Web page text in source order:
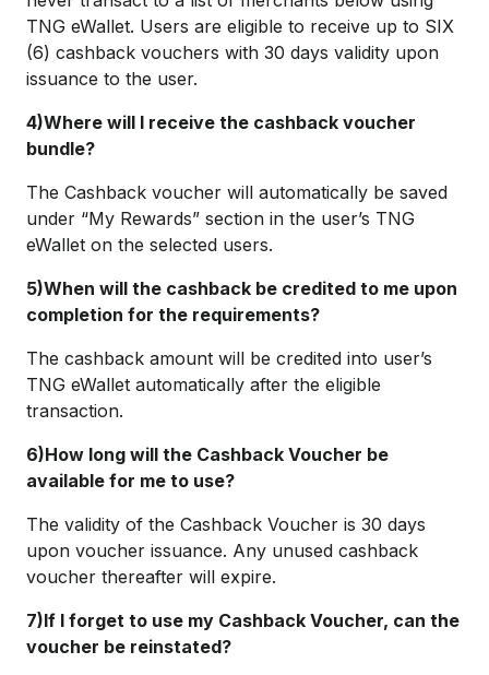
TNG eWallet. Users are eligible to receive up to SIX
(6) cashback vouchers with 30 days validity upon
issuance to the user.
4)Where will I receive the cashback voucher
bundle?
The Cashback voucher will automatically be saved
under “My Rewards” section in the user’s TNG
eWallet on the selected users.
5)When will the cashback be credited to me upon
completion for the requirements?
The cashback amount will be credited into user’s
TNG eWallet automatically after the eligible
transaction.
6)How long will the Cashback Voucher be
available for me to use?
The validity of the Cashback Voucher is 30 days
upon voucher issuance. Any unused cashback
voucher thereafter will expire.
7)If I forget to use my Cashback Voucher, can the
voucher be reinstated?